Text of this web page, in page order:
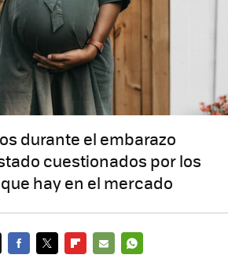
durante el embarazo
cuestionados por los
hay en el mercado